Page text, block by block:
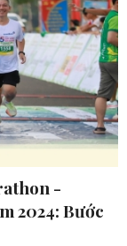
-
2024: Bước